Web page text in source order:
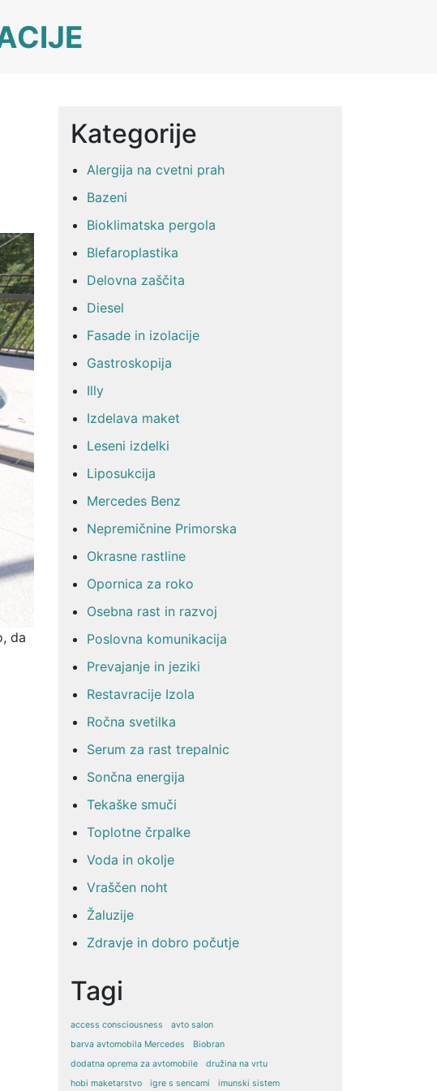
da
Kategorije
Alergija na cvetni prah
Bazeni
Bioklimatska pergola
Blefaroplastika
Delovna zaščita
Diesel
Fasade in izolacije
Gastroskopija
Illy
Izdelava maket
Leseni izdelki
Liposukcija
Mercedes Benz
Nepremičnine Primorska
Okrasne rastline
Opornica za roko
Osebna rast in razvoj
Poslovna komunikacija
Prevajanje in jeziki
Restavracije Izola
Ročna svetilka
Serum za rast trepalnic
Sončna energija
Tekaške smuči
Toplotne črpalke
Voda in okolje
Vraščen noht
Žaluzije
Zdravje in dobro počutje
Tagi
access consciousness
avto salon
barva avtomobila Mercedes
Biobran
dodatna oprema za avtomobile
družina na vrtu
hobi maketarstvo
igre s sencami
imunski sistem